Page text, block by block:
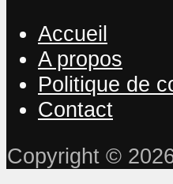
Accueil
A propos
Politique de
Contact
Copyright ©